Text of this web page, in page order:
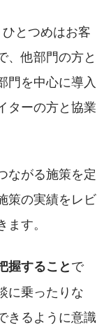
とつめはお客
、他部門の方と
門を中心に導入
ターの方と協業
ながる施策を定
策の実績をレビ
す。
握することで
に乗ったりな
きるように意識